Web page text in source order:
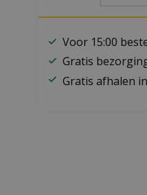
Voor 15:00
Gratis
Gratis afhalen